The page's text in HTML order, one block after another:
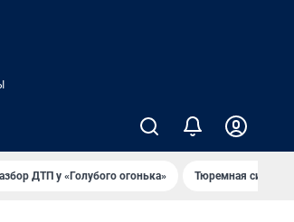
ДТП у «Голубого огонька» Тюремная